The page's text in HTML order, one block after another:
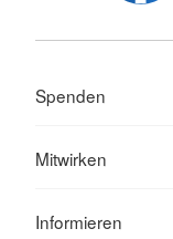
Spenden
Mitwirken
Informieren